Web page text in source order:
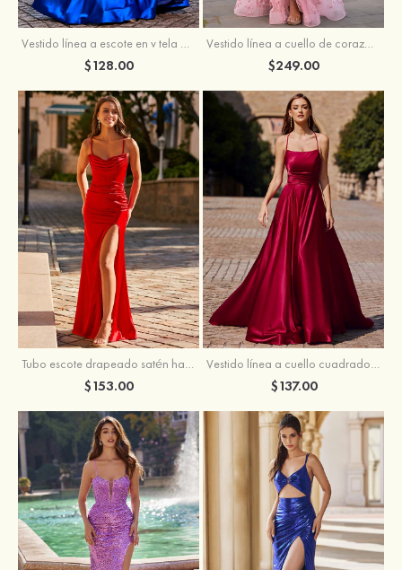
Vestido línea a escote en v tela charmeuse hasta el suelo vestido de graduación
$128.00
Vestido línea a cuello de corazón tul cola de barrido vestido de graduación
$249.00
$153.00 $137.00